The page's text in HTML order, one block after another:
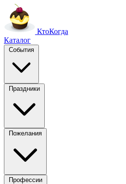
КтоКогда
Каталог
События
Праздники
Пожелания
Профессии